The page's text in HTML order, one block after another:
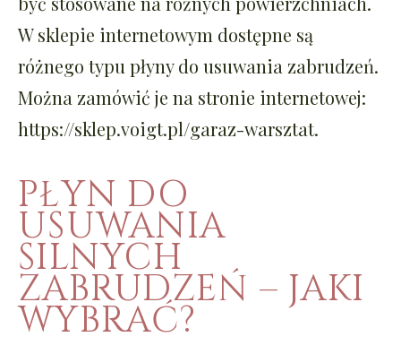
W sklepie internetowym dostępne są
różnego typu płyny do usuwania zabrudzeń.
Można zamówić je na stronie internetowej:
https://sklep.voigt.pl/garaz-warsztat.
PŁYN DO
USUWANIA
SILNYCH
ZABRUDZEŃ – JAKI
WYBRAĆ?